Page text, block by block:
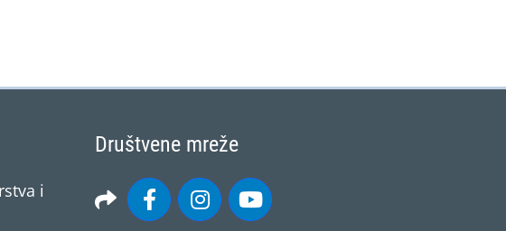
i
Društvene mreže